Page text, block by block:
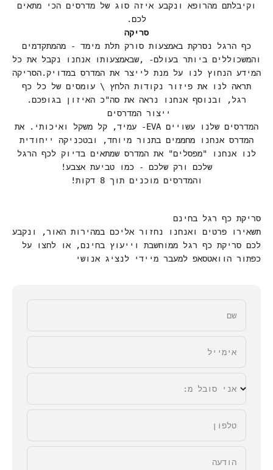
וקיבלתם מהרופא ונקבע איזה סוג של מדרסים הכי מתאים
לכם.
סריקה
כף הרגל נסרקת באמצעות סורק תלת מימד - מהמתקדמים
והמשכוללים ביותר בעולם- ,שבאמצעותו אנחנו נקבל את כל
המידע הנחוץ לנו על מנת לייצר את המדרס במדויק.הסריקה
תראה לנו את פיזור נקודות הלחץ \ עומסים של כל כף
רגל, ובנוסף אנחנו נראה את סה"כ האיזון בגופכם.
ייצור המדרסים
המדרסים שלנו עשויים EVA- עמיד, קל משקל ואיכותי. את
המדרס אנחנו מחממים בתנור מיוחד, ובטכניקה ייחודית
לנו אנחנו "מפסלים" את המדרס שמתאים בדיוק לכף הרגל
שלכם ורק שלכם - כמו טביעת אצבע!
והמדרסים מוכנים תוך 8 דקות!
סריקת כף רגל בחינם
תשאירו פרטים ואנחנו נחזור אליכם במהירות האור, ונקבע
לכם סריקת כף רגל ממוחשבת וייעוץ בחינם, או לחצו על
כפתור הוואטסאפ למעבר מיידי לנציג אנושי
שם
אימייל
אני סובל מ:
טלפון
הודעה